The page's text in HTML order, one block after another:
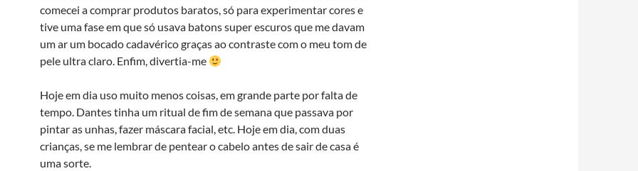
comecei a comprar produtos baratos, só para experimentar cores e
tive uma fase em que só usava batons super escuros que me davam
um ar um bocado cadavérico graças ao contraste com o meu tom de
pele ultra claro. Enfim, divertia-me
Hoje em dia uso muito menos coisas, em grande parte por falta de
tempo. Dantes tinha um ritual de fim de semana que passava por
pintar as unhas, fazer máscara facial, etc. Hoje em dia, com duas
crianças, se me lembrar de pentear o cabelo antes de sair de casa é
uma sorte.